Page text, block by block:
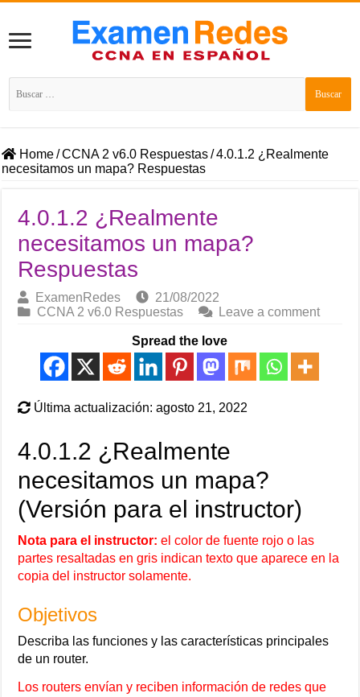
Buscar:
Home/CCNA 2 v6.0 Respuestas/4.0.1.2 ¿Realmente
necesitamos un mapa? Respuestas
4.0.1.2 ¿Realmente
necesitamos un mapa?
Respuestas
ExamenRedes
21/08/2022
CCNA 2 v6.0 Respuestas
Leave a comment
Spread the love
Última actualización: agosto 21, 2022
4.0.1.2 ¿Realmente
necesitamos un mapa?
(Versión para el instructor)
Nota para el instructor: el color de fuente rojo o las
partes resaltadas en gris indican texto que aparece en la
copia del instructor solamente.
Objetivos
Describa las funciones y las características principales
de un router.
Los routers envían y reciben información de redes que